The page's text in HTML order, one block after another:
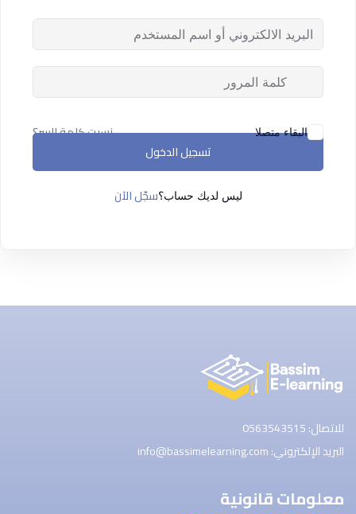
من نحن
البقاء متصلا
نسيت كلمة السر؟
تسجيل الدخول
ليس لديك حساب؟سجّل الآن
للاتصال: 0563543515
البريد الإلكتروني: info@bassimelearning.com
معلومات قانونية
تذكر لي فقدت كلمة المرور الخاصة بك ؟